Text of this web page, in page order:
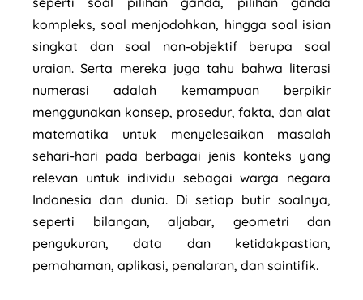
kompleks, soal menjodohkan, hingga soal isian
singkat dan soal non-objektif berupa soal
uraian. Serta mereka juga tahu bahwa literasi
numerasi adalah kemampuan berpikir
menggunakan konsep, prosedur, fakta, dan alat
matematika untuk menyelesaikan masalah
sehari-hari pada berbagai jenis konteks yang
relevan untuk individu sebagai warga negara
Indonesia dan dunia. Di setiap butir soalnya,
seperti bilangan, aljabar, geometri dan
pengukuran, data dan ketidakpastian,
pemahaman, aplikasi, penalaran, dan saintifik.